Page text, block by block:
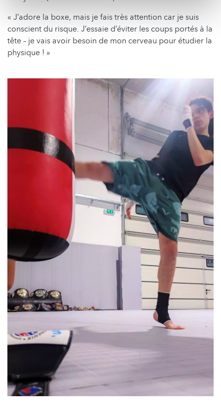
« J’adore la boxe, mais je fais très attention car je suis
conscient du risque. J’essaie d’éviter les coups portés à la
tête – je vais avoir besoin de mon cerveau pour étudier la
physique ! »